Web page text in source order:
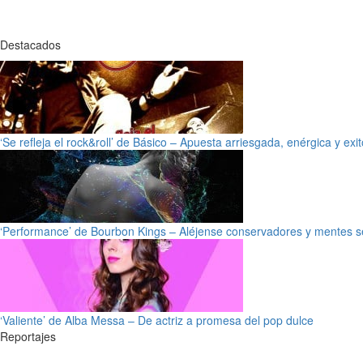
Destacados
‘Se refleja el rock&roll’ de Básico – Apuesta arriesgada, enérgica y
‘Performance’ de Bourbon Kings – Aléjense conservadores y mentes
‘Valiente’ de Alba Messa – De actriz a promesa del pop dulce
Reportajes